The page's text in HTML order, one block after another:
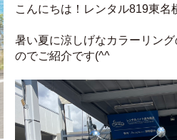
こんにちは！レンタル819東名
暑い夏に涼しげなカラーリン
のでご紹介です(^^